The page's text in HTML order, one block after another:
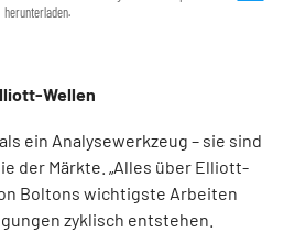
herunterladen.
Wellen
ein Analysewerkzeug – sie sind
der Märkte. „Alles über Elliott-
Boltons wichtigste Arbeiten
zyklisch entstehen.